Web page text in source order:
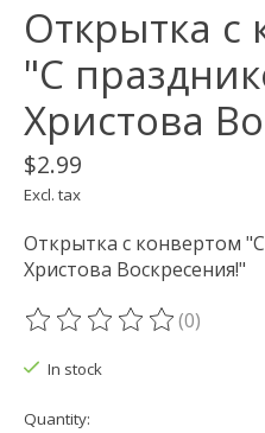
Открытка с
"С
Христова
$2.99
Excl. tax
Открытка с конвертом
Христова Воскресения!"
The rating of this product is
(0)
In stock
Quantity: